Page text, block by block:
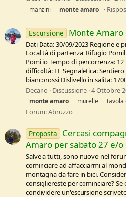
manzini
monteamaro
Escursione Monte Amaro
Dati Data: 30/09/2023 Regione e
Località di partenza: Rifugio
Pomilio Tempo di percorrenza:
difficoltà: EE Segnaletica:
biancorossi Dislivello in salita:
Decano
Discussione 4 Ottobre
monteamaro murelle tavola
Forum:Abruzzo
Proposta
Cercasi
Amaro per sabato 27 e/
Salve a tutti, sono nuovo nel
cominciare ad affacciarmi al
montagna da fare in bici.
consigliereste per cominciare?
condividere un'escursione